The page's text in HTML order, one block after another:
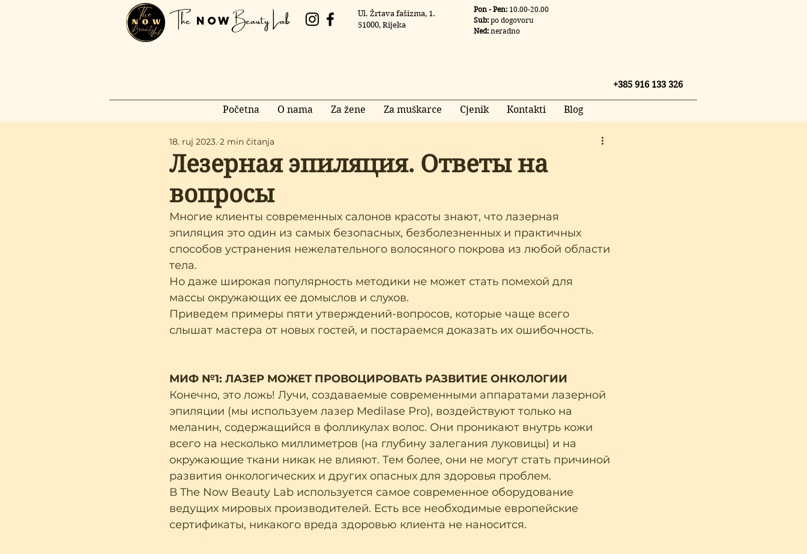
The Now Beauty Lab
Ul. Žrtava fašizma, 1.
51000, Rijeka
Pon - Pen: 10.00-20.00
Sub: po dogovoru
Ned: neradno
+385 916 133 326
Početna O nama Za žene Za muškarce Cjenik Kontakti Blog
Лезерная эпиляция. Ответы на
вопросы
18. ruj 2023. 2 min čitanja
Многие клиенты современных салонов красоты знают, что лазерная
эпиляция это один из самых безопасных, безболезненных и практичных
способов устранения нежелательного волосяного покрова из любой области
тела.
Но даже широкая популярность методики не может стать помехой для
массы окружающих ее домыслов и слухов.
Приведем примеры пяти утверждений-вопросов, которые чаще всего
слышат мастера от новых гостей, и постараемся доказать их ошибочность.
МИФ №1: ЛАЗЕР МОЖЕТ ПРОВОЦИРОВАТЬ РАЗВИТИЕ ОНКОЛОГИИ
Конечно, это ложь! Лучи, создаваемые современными аппаратами лазерной
эпиляции (мы используем лазер Medilase Pro), воздействуют только на
меланин, содержащийся в фолликулах волос. Они проникают внутрь кожи
всего на несколько миллиметров (на глубину залегания луковицы) и на
окружающие ткани никак не влияют. Тем более, они не могут стать причиной
развития онкологических и других опасных для здоровья проблем.
В The Now Beauty Lab используется самое современное оборудование
ведущих мировых производителей. Есть все необходимые европейские
сертификаты, никакого вреда здоровью клиента не наносится.